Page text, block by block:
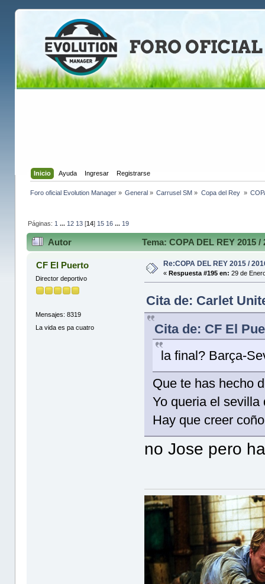
Inicio Ayuda Ingresar Registrarse
Foro oficial Evolution Manager» General » Carrusel SM » Copa del Rey »
Páginas: 1 ... 12 13[14] 15 16 ... 19
Autor Tema: COPA DEL REY 2015
CF El Puerto
Director deportivo
Mensajes: 8319
La vida es pa cuatro
Re:COPA DEL REY 2015 /
«Respuesta #195 en: 29 de
Cita de: Carlet
Cita de: CF El
la final? Barça-
Que te has hecho
Yo queria el sevilla
Hay que creer coño
no Jose pero